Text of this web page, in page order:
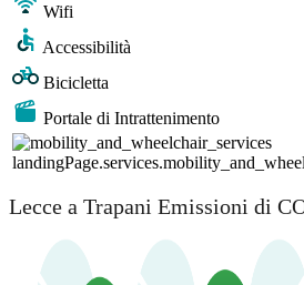
Wifi
Accessibilità
Bicicletta
Portale di Intrattenimento
Lecce a Trapani Emissioni di